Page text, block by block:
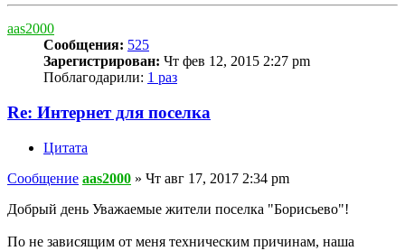
aas2000
Сообщения: 525
Зарегистрирован: Чт фев 12, 2015 2:27 pm
Поблагодарили: 1 раз
Re: Интернет для поселка
Цитата
Сообщение aas2000 » Чт авг 17, 2017 2:34 pm
Добрый день Уважаемые жители поселка "Борисьево"!
По не зависящим от меня техническим причинам, наша